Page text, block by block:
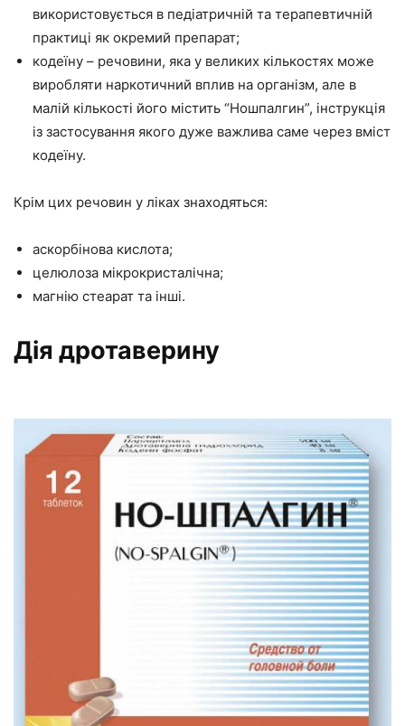
використовується в педіатричній та терапевтичній
практиці як окремий препарат;
кодеїну – речовини, яка у великих кількостях може
виробляти наркотичний вплив на організм, але в
малій кількості його містить “Ношпалгин”, інструкція
із застосування якого дуже важлива саме через вміст
кодеїну.
Крім цих речовин у ліках знаходяться:
аскорбінова кислота;
целюлоза мікрокристалічна;
магнію стеарат та інші.
Дія дротаверину